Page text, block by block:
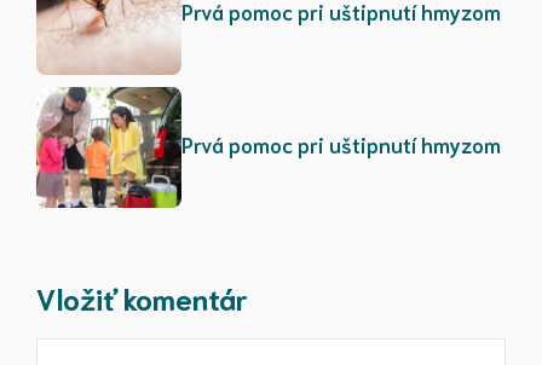
Prvá pomoc pri uštipnutí hmyzom
Prvá pomoc pri uštipnutí hmyzom
Vložiť komentár